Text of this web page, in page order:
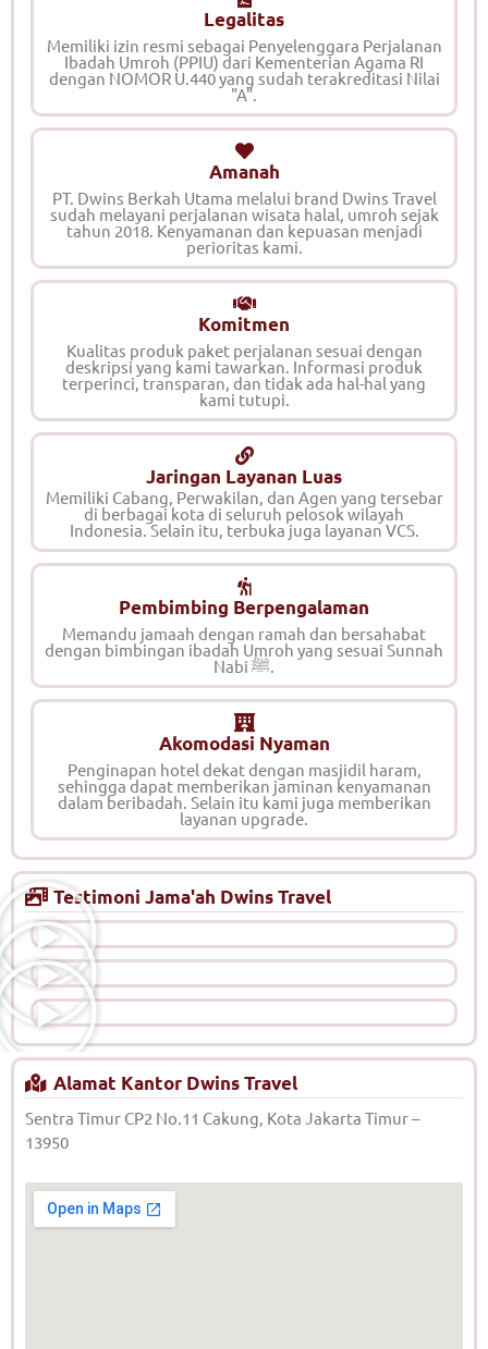
Legalitas
Memiliki izin resmi sebagai Penyelenggara Perjalanan
Ibadah Umroh (PPIU) dari Kementerian Agama RI
dengan NOMOR U.440 yang sudah terakreditasi Nilai
"A".
Amanah
PT. Dwins Berkah Utama melalui brand Dwins Travel
sudah melayani perjalanan wisata halal, umroh sejak
tahun 2018. Kenyamanan dan kepuasan menjadi
perioritas kami.
Komitmen
Kualitas produk paket perjalanan sesuai dengan
deskripsi yang kami tawarkan. Informasi produk
terperinci, transparan, dan tidak ada hal-hal yang
kami tutupi.
Jaringan Layanan Luas
Memiliki Cabang, Perwakilan, dan Agen yang tersebar
di berbagai kota di seluruh pelosok wilayah
Indonesia. Selain itu, terbuka juga layanan VCS.
Pembimbing Berpengalaman
Memandu jamaah dengan ramah dan bersahabat
dengan bimbingan ibadah Umroh yang sesuai Sunnah
Akomodasi Nyaman
Penginapan hotel dekat dengan masjidil haram,
sehingga dapat memberikan jaminan kenyamanan
dalam beribadah. Selain itu kami juga memberikan
layanan upgrade.
Testimoni Jama'ah Dwins Travel
Alamat Kantor Dwins Travel
Sentra Timur CP2 No.11 Cakung, Kota Jakarta Timur –
13950